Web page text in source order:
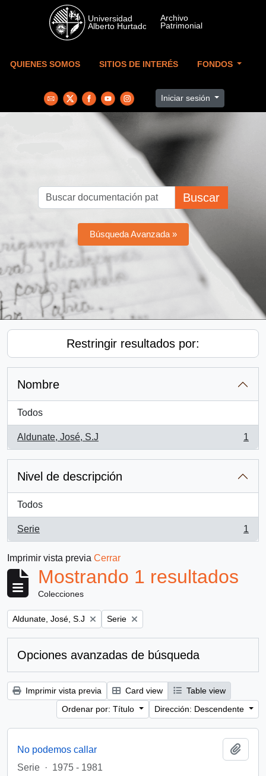
Skip to main content
QUIENES SOMOS SITIOS DE INTERÉS FONDOS
Iniciar sesión
Buscar
Búsqueda Avanzada »
Restringir resultados por:
Nombre
Todos
Aldunate, José, S.J
, 1 resultados
1
Nivel de descripción
Todos
Serie
, 1 resultados
1
Imprimir vista previa Cerrar
Mostrando 1 resultados
Colecciones
Remove filter:
Aldunate, José, S.J Remove filter:
Serie
Opciones avanzadas de búsqueda
Imprimir vista previa Card view
Table view
Ordenar por: Título
Dirección: Descendente
No podemos callar
Serie · 1975 - 1981